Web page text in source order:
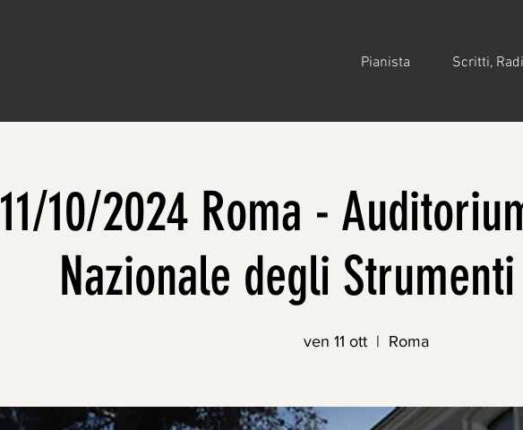
Pianista Scritti,
11/10/2024 Roma -
Nazionale degli
ven 11 ott
  |
Roma